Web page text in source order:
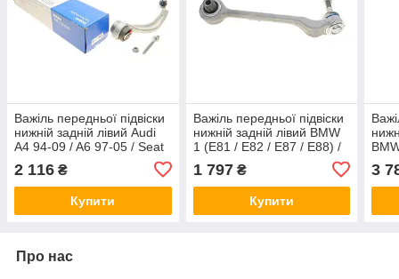
Важіль передньої підвіски
нижній задній лівий Audi
A4 94-09 / A6 97-05 / Seat
00-05 Delphi TC769
2 116 ₴
Купити
Важіль передньої підвіски
нижній задній лівий BMW
1 (E81 / E82 / E87 / E88) /
(E84) 09-15 Delphi TC1476
1 797₴
Купити
3
Про нас